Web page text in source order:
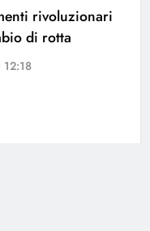
rivoluzionari
di rotta
12:18